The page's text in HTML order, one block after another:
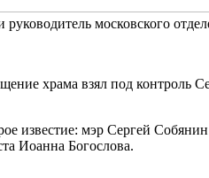
московского
храма взял под контроль
известие: мэр Сергей
Иоанна Богослова.